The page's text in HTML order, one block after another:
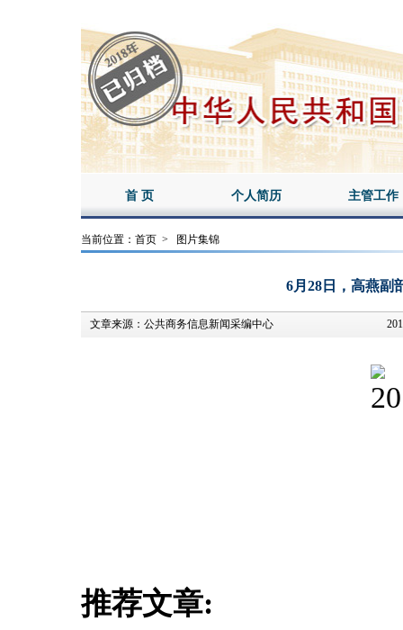
首 页 个人简历 主管工作
当前位置： 首页 > 图片集锦
6月28日，高燕副
文章来源： 公共商务信息新闻采编中心
推荐文章: